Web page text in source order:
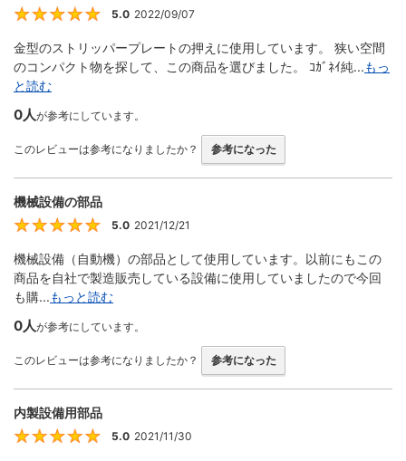
5
5.0 2022/09/07
金型のストリッパープレートの押えに使用しています。 狭い空間
のコンパクト物を探して、この商品を選びました。 ｺｶﾞﾈｲ純...もっ
と読む
0人が参考にしています。
このレビューは参考になりましたか？ 参考になった
機械設備の部品
5.0 2021/12/21
機械設備（自動機）の部品として使用しています。以前にもこの
商品を自社で製造販売している設備に使用していましたので今回
も購...もっと読む
0人が参考にしています。
このレビューは参考になりましたか？ 参考になった
内製設備用部品
5.0 2021/11/30